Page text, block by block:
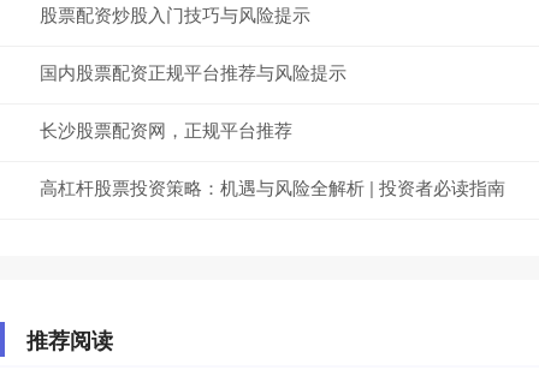
股票配资炒股入门技巧与风险提示
国内股票配资正规平台推荐与风险提示
长沙股票配资网，正规平台推荐
高杠杆股票投资策略：机遇与风险全解析 | 投资者必读指南
推荐阅读